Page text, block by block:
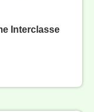
Interclasse